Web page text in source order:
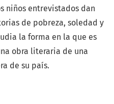
niños entrevistados dan
de pobreza, soledad y
la forma en la que es
obra literaria de una
de su país.